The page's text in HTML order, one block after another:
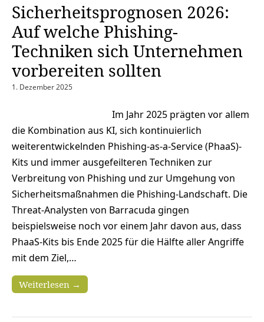
Sicherheitsprognosen 2026:
Auf welche Phishing-
Techniken sich Unternehmen
vorbereiten sollten
1. Dezember 2025
Im Jahr 2025 prägten vor allem
die Kombination aus KI, sich kontinuierlich
weiterentwickelnden Phishing-as-a-Service (PhaaS)-
Kits und immer ausgefeilteren Techniken zur
Verbreitung von Phishing und zur Umgehung von
Sicherheitsmaßnahmen die Phishing-Landschaft. Die
Threat-Analysten von Barracuda gingen
beispielsweise noch vor einem Jahr davon aus, dass
PhaaS-Kits bis Ende 2025 für die Hälfte aller Angriffe
mit dem Ziel,…
Weiterlesen →